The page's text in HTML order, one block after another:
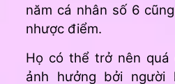
năm cá nhân số 6
nhược điểm.
Họ có thể trở nên
ảnh hưởng bởi người